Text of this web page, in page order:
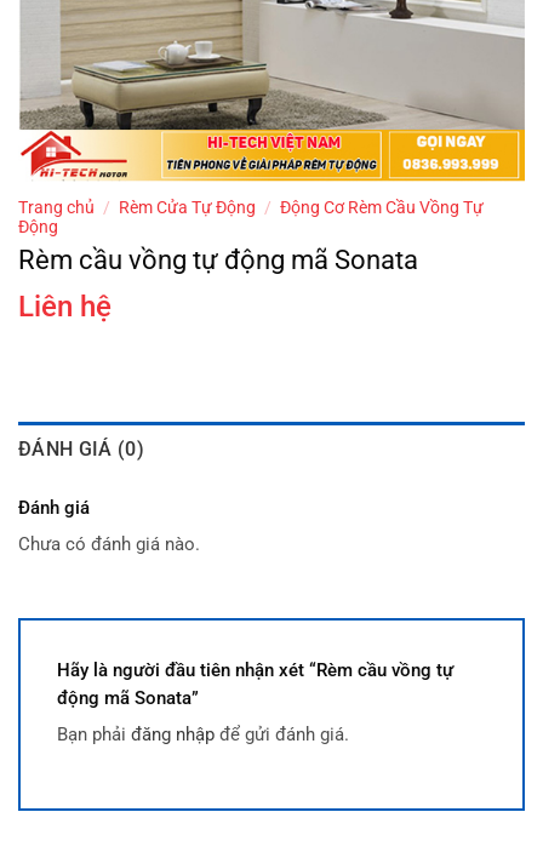
Trang chủ / Rèm Cửa Tự Động / Động Cơ Rèm Cầu Vồng Tự
Động
Rèm cầu vồng tự động mã Sonata
Liên hệ
ĐÁNH GIÁ (0)
Đánh giá
Chưa có đánh giá nào.
Hãy là người đầu tiên nhận xét “Rèm cầu vồng tự
động mã Sonata”
Bạn phải đăng nhập để gửi đánh giá.